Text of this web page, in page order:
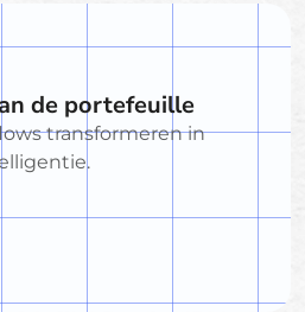
de portefeuille
transformeren in